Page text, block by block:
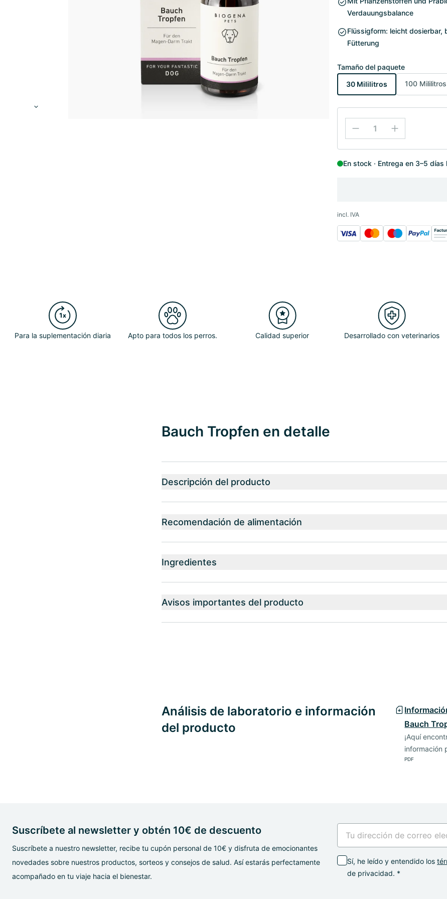
Verdauungsbalance
Flüssigform: leicht
Fütterung
Tamaño del paquete
30 Mililitros
100 Mililitros
En stock Entrega en 3–5 días
incl. IVA
Para la suplementación diaria Apto para todos los perros. Calidad superior Desarrollado con veterinarios
Bauch Tropfen en detalle
Descripción del producto
Recomendación de alimentación
Ingredientes
Avisos importantes del producto
Análisis de laboratorio e información
del producto
Bauch
¡Aquí
información
PDF
Suscríbete al newsletter y obtén 10€ de descuento
Suscríbete a nuestro newsletter, recibe tu cupón personal de 10€ y disfruta de emocionantes
novedades sobre nuestros productos, sorteos y consejos de salud. Así estarás perfectamente
acompañado en tu viaje hacia el bienestar.
Sí, he leído y entendido los
de privacidad. *